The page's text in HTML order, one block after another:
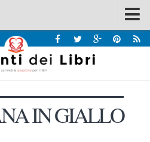
IN GIALLO